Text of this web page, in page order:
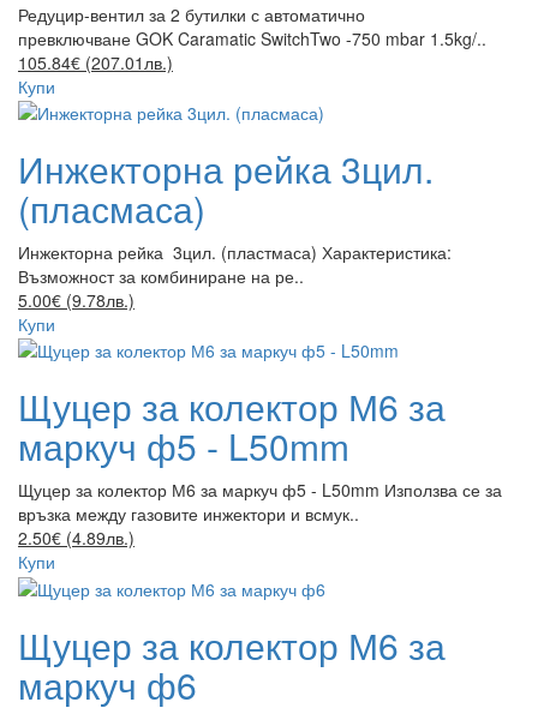
Редуцир-вентил за 2 бутилки с автоматично
превключване GOK Caramatic SwitchTwo -750 mbar 1.5kg/..
105.84€ (207.01лв.)
Купи
Инжекторна рейка 3цил.
(пласмаса)
Инжекторна рейка 3цил. (пластмаса) Характеристика:
Възможност за комбиниране на ре..
5.00€ (9.78лв.)
Купи
Щуцер за колектор М6 за
маркуч ф5 - L50mm
Щуцер за колектор М6 за маркуч ф5 - L50mm Използва се за
връзка между газовите инжектори и всмук..
2.50€ (4.89лв.)
Купи
Щуцер за колектор М6 за
маркуч ф6